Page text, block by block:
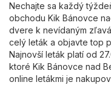
Nechajte sa každý
obchodu Kik Bánovce
dvere k nevídaným
celý leták a objavte top
Najnovší leták platí od
ktoré Kik Bánovce nad
online letákmi je